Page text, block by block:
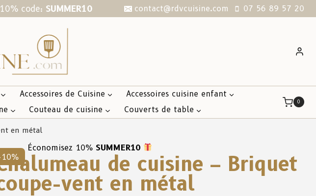
code: SUMMER10 contact@rdvcuisine.com 07 56 89 57 20
Accessoires de Cuisine
Accessoires cuisine enfant
Couteau de cuisine Couverts de table
0
en métal
Économisez 10% SUMMER10
de cuisine – Briquet
vent en métal